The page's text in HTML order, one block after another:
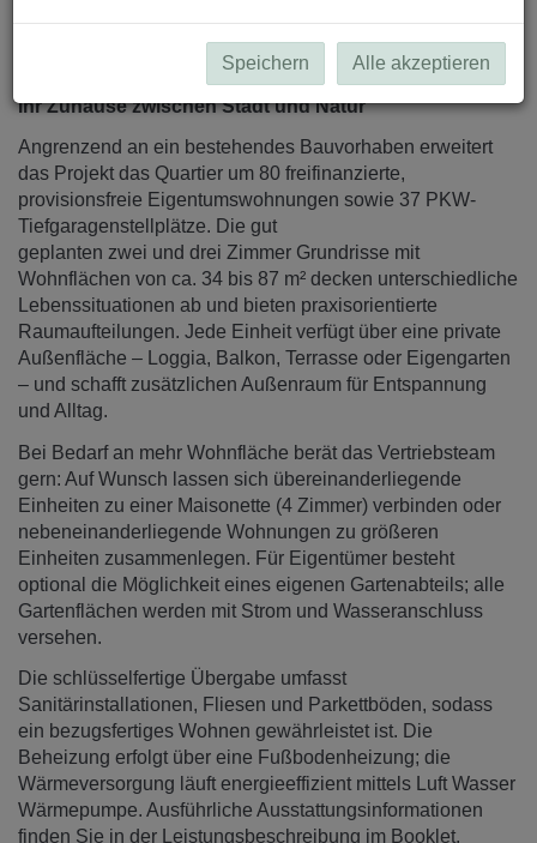
Beschreibung
Ihr Zuhause zwischen Stadt und Natur
Angrenzend an ein bestehendes Bauvorhaben erweitert
das Projekt das Quartier um 80 freifinanzierte,
provisionsfreie Eigentumswohnungen sowie 37 PKW-
Tiefgaragenstellplätze. Die gut
geplanten zwei und drei Zimmer Grundrisse mit
Wohnflächen von ca. 34 bis 87 m² decken unterschiedliche
Lebenssituationen ab und bieten praxisorientierte
Raumaufteilungen. Jede Einheit verfügt über eine private
Außenfläche – Loggia, Balkon, Terrasse oder Eigengarten
– und schafft zusätzlichen Außenraum für Entspannung
und Alltag.
Bei Bedarf an mehr Wohnfläche berät das Vertriebsteam
gern: Auf Wunsch lassen sich übereinanderliegende
Einheiten zu einer Maisonette (4 Zimmer) verbinden oder
nebeneinanderliegende Wohnungen zu größeren
Einheiten zusammenlegen. Für Eigentümer besteht
optional die Möglichkeit eines eigenen Gartenabteils; alle
Gartenflächen werden mit Strom und Wasseranschluss
versehen.
Die schlüsselfertige Übergabe umfasst
Sanitärinstallationen, Fliesen und Parkettböden, sodass
ein bezugsfertiges Wohnen gewährleistet ist. Die
Beheizung erfolgt über eine Fußbodenheizung; die
Wärmeversorgung läuft energieeffizient mittels Luft Wasser
Wärmepumpe. Ausführliche Ausstattungsinformationen
finden Sie in der Leistungsbeschreibung im Booklet.
Speichern Alle akzeptieren